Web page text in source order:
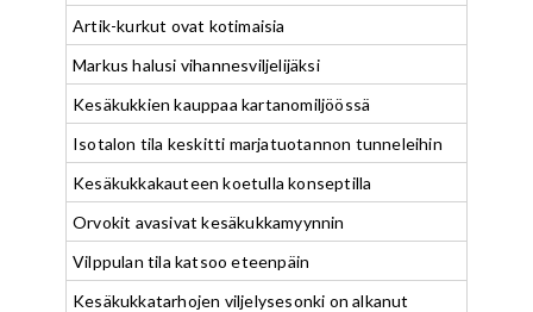
Artik-kurkut ovat kotimaisia
Markus halusi vihannesviljelijäksi
Kesäkukkien kauppaa kartanomiljöössä
Isotalon tila keskitti marjatuotannon tunneleihin
Kesäkukkakauteen koetulla konseptilla
Orvokit avasivat kesäkukkamyynnin
Vilppulan tila katsoo eteenpäin
Kesäkukkatarhojen viljelysesonki on alkanut